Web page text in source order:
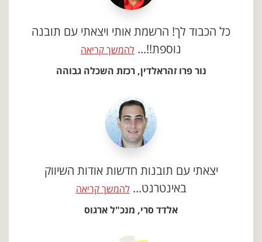
כל הכבוד לך! הרשמת אותי ויצאתי עם תובנה
נוספת!!... להמשך קריאה
נור פרו זהראלדין, רכזת השכלה גבוהה
יצאתי עם תובנות חדשות אודות השיווק
באינטרנט...להמשך קריאה
אלדד סרי, מנכ"ל ארגוס